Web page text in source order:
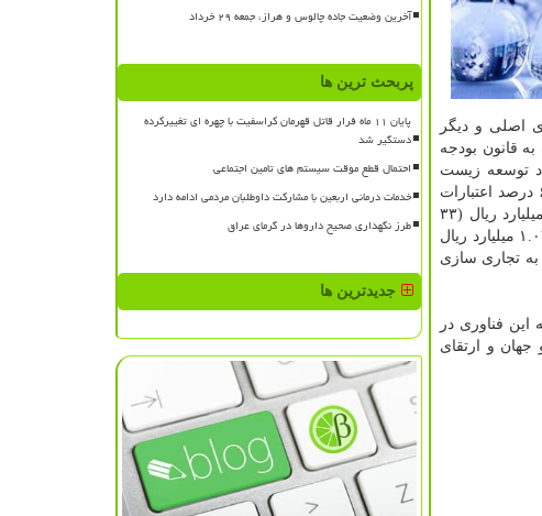
اصلی و دیگر
است که اعتبارات پیشبینی شده برای بخش زیست فناوری در لایحه بودجه ۱۴۰۰ نسبت به قانون بودجه
برای «ستاد توسعه زیست
فناوری» در لایحه بودجه ۱۴۰۰ نسبت به قانون بودجه ۱۳۹۹، رشد ۱۶ درصدی دارد و در حدود ۷۰۵ میلیارد ریال است. حدود ۶۲ درصد اعتبارات
بخش زیست فناوری به وزارت کشاورزی و دستگاههای زیرمجموعه آن اختصاص دارد. از نظر برنامه و فعالیت، حدود ۱.۳۵۸ میلیارد ریال (۳۳
درصد) اعتبارات لایحه بودجه ۱۴۰۰ به فعالیتهای برنامه پژوهش های کاربردی در بخش کشاورزی و منابع طبیعی، مبلغی حدود ۱.۰۷۲ میلیارد ریال
میلیارد ریال برای کمک به تجاری سازی
فناوری در
و جهان و ارتقای
آخرین وضعیت جاده چالوس و هراز، جمعه ۲۹ خرداد
پربحث ترین ها
پایان ۱۱ ماه فرار قاتل قهرمان کراسفیت با چهره ای تغییرکرده
دستگیر شد
احتمال قطع موقت سیستم های تامین اجتماعی
خدمات درمانی اربعین با مشارکت داوطلبان مردمی ادامه دارد
طرز نگهداری صحیح داروها در گرمای عراق
جدیدترین ها